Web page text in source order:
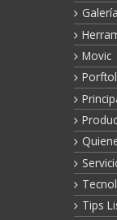
Movic
Tips